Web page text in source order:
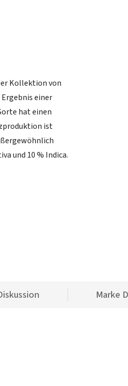
Kollektion von
einer
hat einen
ist
und 10 % Indica.
Marke